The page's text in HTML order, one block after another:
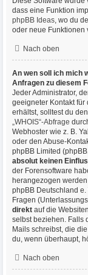
dass eine Funktion
phpBB Ideas, wo du
oder neue Funktionen
Nach oben
An wen soll ich mich
Anfragen zu diesem
Jeder Administrator,
geeigneter Kontakt für
erhältst, solltest du
„WHOIS“-Abfrage
Webhoster wie z. B.
oder den Abuse-
phpBB Limited
absolut keinen
der Forensoftware
herangezogen
phpBB Deutschland
Fragen
direkt auf die
selbst beziehen. Falls
Mails schreibst, die die
du, wenn überhaupt,
Nach oben